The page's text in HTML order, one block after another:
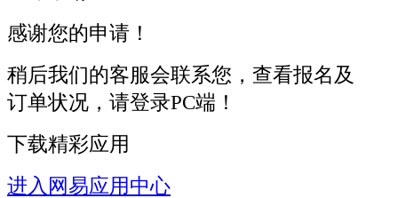
感谢您的申请！
稍后我们的客服会联系您，查看报名及
订单状况，请登录PC端！
下载精彩应用
进入网易应用中心